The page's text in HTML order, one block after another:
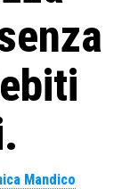
Mandico